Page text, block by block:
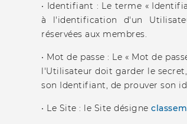
• Identifiant : Le terme «
à l'identification d'un
réservées aux membres.
• Mot de passe : Le « Mot de
l'Utilisateur doit garder le
son Identifiant, de prouver son
• Le Site : le Site désigne